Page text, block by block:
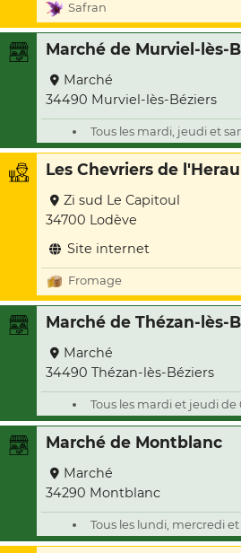
Safran
Marché de Murviel-lès-
Marché
34490 Murviel-lès-Béziers
Tous les mardi, jeudi et
Les Chevriers de
Zi sud Le Capitoul
34700 Lodève
Site internet
Fromage
Marché de Thézan-lès-
Marché
34490 Thézan-lès-Béziers
Tous les mardi et jeudi de
Marché de Montblanc
Marché
34290 Montblanc
Tous les lundi, mercredi